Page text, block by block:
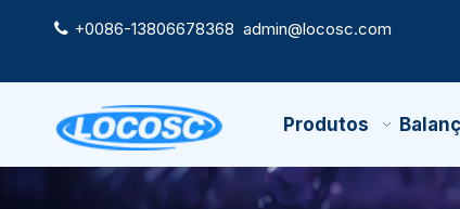
 +0086-13806678368 admin@locosc.com
Produtos